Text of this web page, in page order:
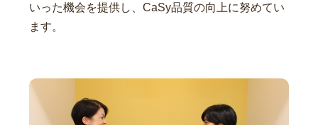
いった機会を提供し、CaSy品質の向上に努めてい
ます。